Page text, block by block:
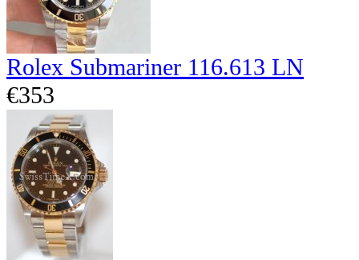
Rolex Submariner 116.613 LN
€353